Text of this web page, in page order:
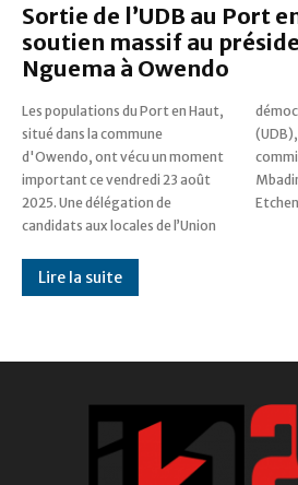
Sortie de l’UDB au Port
soutien massif au
Nguema à Owendo
Les populations du Port en Haut,
situé dans la commune
d'Owendo, ont vécu un moment
important ce vendredi 23 août
2025. Une délégation de
candidats aux locales de l’Union
démocratique des bâtisseurs
(UDB), conduite par le
commissaire politique Roland
Mbadinga et Jean Duhamel
Lire la suite